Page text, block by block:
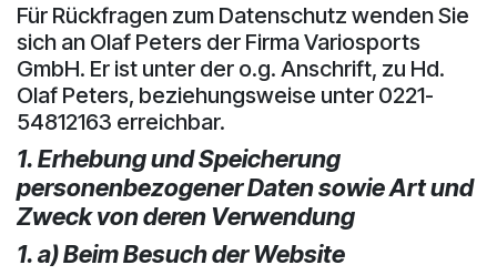
Für Rückfragen zum Datenschutz wenden Sie
sich an Olaf Peters der Firma Variosports
GmbH. Er ist unter der o.g. Anschrift, zu Hd.
Olaf Peters, beziehungsweise unter 0221-
54812163 erreichbar.
1. Erhebung und Speicherung
personenbezogener Daten sowie Art und
Zweck von deren Verwendung
1. a) Beim Besuch der Website